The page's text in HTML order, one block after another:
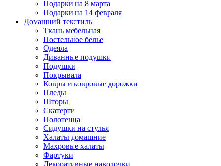
Подарки на 8 марта
Подарки на 14 февраля
Домашний текстиль
Ткань мебельная
Постельное белье
Одеяла
Диванные подушки
Подушки
Покрывала
Ковры и ковровые дорожки
Пледы
Шторы
Скатерти
Полотенца
Сидушки на стулья
Халаты домашние
Махровые халаты
Фартуки
Декоративные наволочки